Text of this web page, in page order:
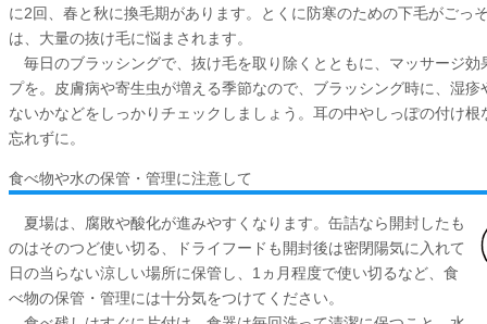
に2回、春と秋に換毛期があります。とくに防寒のための下毛がごっ
は、大量の抜け毛に悩まされます。
毎日のブラッシングで、抜け毛を取り除くとともに、マッサージ効
プを。皮膚病や寄生虫が増える季節なので、ブラッシング時に、湿
ないかなどをしっかりチェックしましょう。耳の中やしっぽの付け
忘れずに。
食べ物や水の保管・管理に注意して
夏場は、腐敗や酸化が進みやすくなります。缶詰なら開封したも
のはそのつど使い切る、ドライフードも開封後は密閉陽気に入れて
日の当らない涼しい場所に保管し、1ヵ月程度で使い切るなど、食
べ物の保管・管理には十分気をつけてください。